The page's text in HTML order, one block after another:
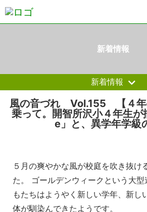
新着情報
新着情報
風の音づれ Vol.155 【４年
乗って。開智所沢小４年生
e」と、異学年学級
５月の爽やかな風が校庭を吹き抜け
た。 ゴールデンウィークという大
もたちはようやく新しい学年、新し
体が馴染んできたようです。